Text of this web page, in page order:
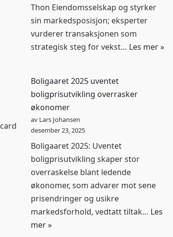
Thon Eiendomsselskap og styrker
sin markedsposisjon; eksperter
vurderer transaksjonen som
strategisk steg for vekst… Les mer »
Boligaaret 2025 uventet
boligprisutvikling overrasker
økonomer
av Lars Johansen
desember 23, 2025
Boligaaret 2025: Uventet
boligprisutvikling skaper stor
overraskelse blant ledende
økonomer, som advarer mot sene
prisendringer og usikre
markedsforhold, vedtatt tiltak… Les
mer »